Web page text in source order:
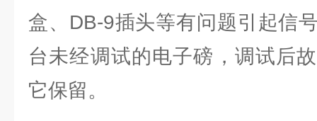
盒、DB-9插头等有问题引起信
台未经调试的电子磅，调试后
它保留。